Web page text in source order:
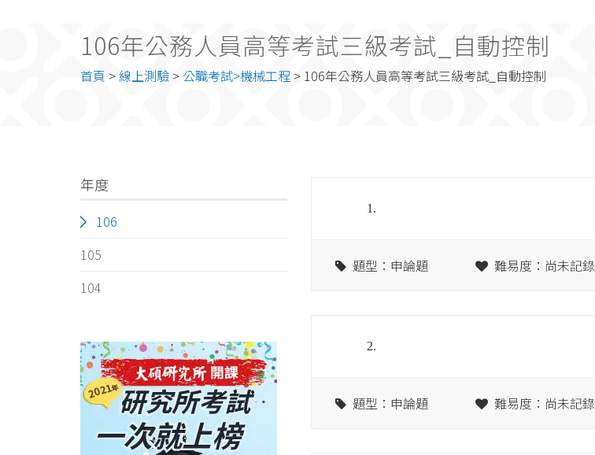
106年公務人員高等考試三級考試_自動控制
首頁 >線上測驗 >公職考試>機械工程 > 106年公務人員高等考試三級考試_自動控制
年度
106
105
104
1.
題型：申論題 難易度：尚未記錄
2.
題型：申論題 難易度：尚未記錄